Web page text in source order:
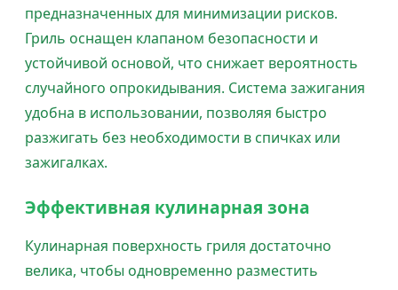
предназначенных для минимизации рисков.
Гриль оснащен клапаном безопасности и
устойчивой основой, что снижает вероятность
случайного опрокидывания. Система зажигания
удобна в использовании, позволяя быстро
разжигать без необходимости в спичках или
зажигалках.
Эффективная кулинарная зона
Кулинарная поверхность гриля достаточно
велика, чтобы одновременно разместить